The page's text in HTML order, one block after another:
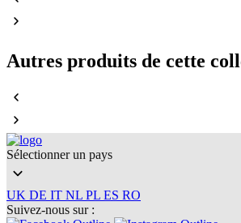
Autres produits de cette
Sélectionner un pays
UK DE IT NL PL ES RO
Suivez-nous sur :